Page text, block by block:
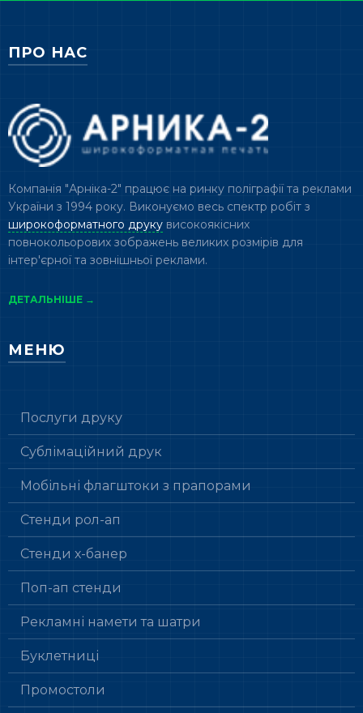
ПРО НАС
Компанія "Арніка-2" працює на ринку поліграфії та реклами
України з 1994 року. Виконуємо весь спектр робіт з
широкоформатного друкувисокоякісних
повнокольорових зображень великих розмірів для
інтер'єрної та зовнішньої реклами.
ДЕТАЛЬНІШЕ →
МЕНЮ
Послуги друку
Сублімаційний друк
Мобільні флагштоки з прапорами
Стенди рол-ап
Стенди х-банер
Поп-ап стенди
Рекламні намети та шатри
Буклетниці
Промостоли